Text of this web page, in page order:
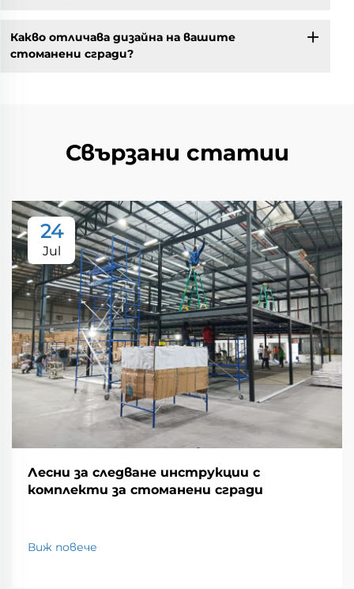
Какво отличава дизайна на вашите
стоманени сгради?
Свързани статии
24
Jul
Лесни за следване инструкции с
комплекти за стоманени сгради
Виж повече